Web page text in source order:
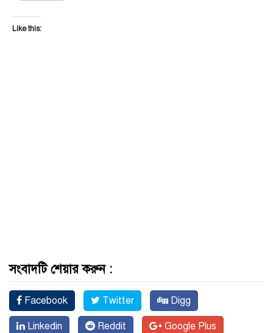
Like this:
সংবাদটি শেয়ার করুন :
Facebook Twitter Digg
Linkedin Reddit Google Plus